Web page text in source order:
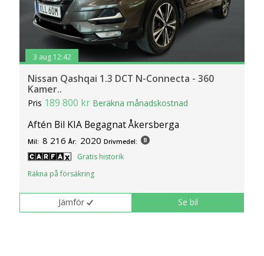
3 aug 12:42
Nissan Qashqai 1.3 DCT N-Connecta - 360
Kamer..
Pris 189 800 kr Beräkna månadskostnad
Aftén Bil KIA Begagnat Åkersberga
Mil: 8 216 År: 2020 Drivmedel:
Gratis historik
Räkna på försäkring
Jämför Se bil